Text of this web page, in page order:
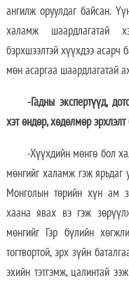
ангилж оруулдаг байсан.
халамж шаардлагатай
бэрхшээлтэй хүүхдээ асарч
мөн асаргаа шаардлагатай
-Гадны экспертүүд,
хэт өндөр, хөдөлмөр
-Хүүхдийн мөнгө бол
мөнгийг халамж гэж ярьдаг
Монголын төрийн хүн ам
хаана явах вэ гэж
мөнгийг Гэр бүлийн
тогтвортой, эрх зүйн
эхийн тэтгэмж, цалинтай